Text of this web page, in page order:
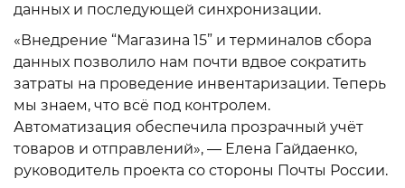
данных и последующей синхронизации.
«Внедрение “Магазина 15” и терминалов сбора
данных позволило нам почти вдвое сократить
затраты на проведение инвентаризации. Теперь
мы знаем, что всё под контролем.
Автоматизация обеспечила прозрачный учёт
товаров и отправлений», — Елена Гайдаенко,
руководитель проекта со стороны Почты России.